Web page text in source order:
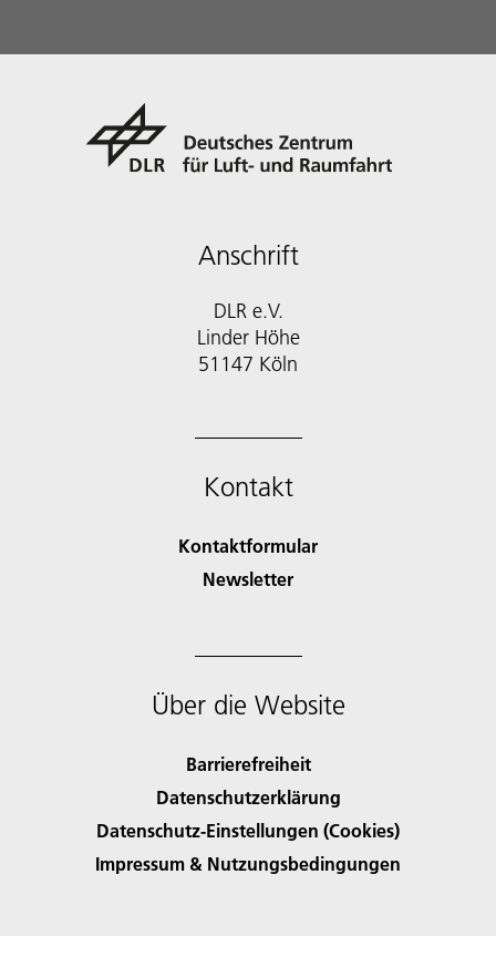
Anschrift
DLR e.V.
Linder Höhe
51147 Köln
Kontakt
Kontaktformular
Newsletter
Über die Website
Barrierefreiheit
Datenschutzerklärung
Datenschutz-Einstellungen (Cookies)
Impressum & Nutzungsbedingungen